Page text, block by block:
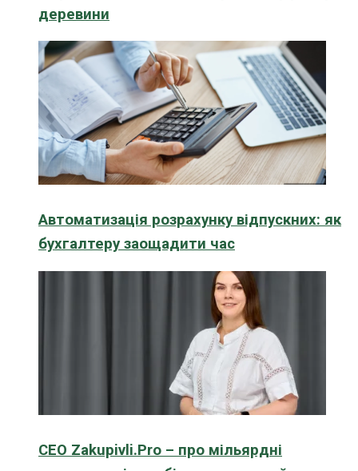
деревини
Автоматизація розрахунку відпускних: як
бухгалтеру заощадити час
CEO Zakupivli.Pro – про мільярдні